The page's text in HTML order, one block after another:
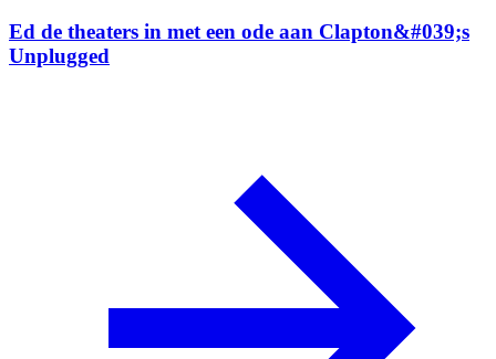
Ed de theaters in met een ode aan Clapton&#039;s
Unplugged